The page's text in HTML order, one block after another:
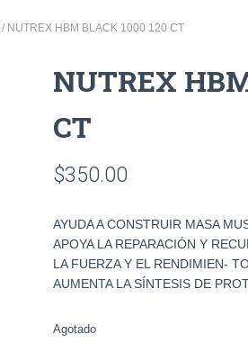
/ NUTREX HBM BLACK 1000 120 CT
NUTREX
CT
$350.00
AYUDA A CONSTRUIR MASA
APOYA LA REPARACIÓN Y
LA FUERZA Y EL RENDIMIEN-
AUMENTA LA SÍNTESIS DE
Agotado